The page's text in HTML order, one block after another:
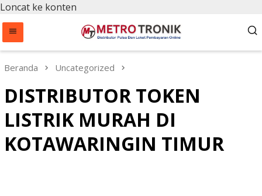
Loncat ke konten
Beranda Uncategorized
DISTRIBUTOR TOKEN
LISTRIK MURAH DI
KOTAWARINGIN TIMUR